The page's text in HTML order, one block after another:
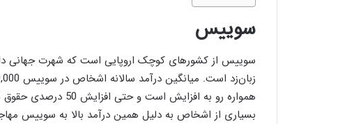
سوییس
سوییس از کشورهای کوچک اروپایی است که شهرت جهانی
همواره رو به
بسیاری از اشخاص به دلیل همین درآمد بالا به سوییس